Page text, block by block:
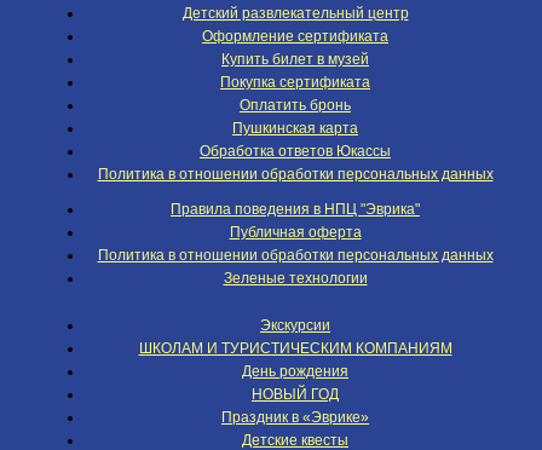
Детский развлекательный центр
Оформление сертификата
Купить билет в музей
Покупка сертификата
Оплатить бронь
Пушкинская карта
Обработка ответов Юкассы
Политика в отношении обработки персональных данных
Правила поведения в НПЦ "Эврика"
Публичная оферта
Политика в отношении обработки персональных данных
Зеленые технологии
Экскурсии
ШКОЛАМ И ТУРИСТИЧЕСКИМ КОМПАНИЯМ
День рождения
НОВЫЙ ГОД
Праздник в «Эврике»
Детские квесты